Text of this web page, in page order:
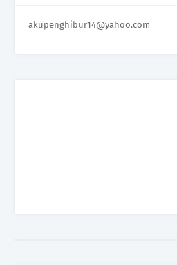
akupenghibur14@yahoo.com